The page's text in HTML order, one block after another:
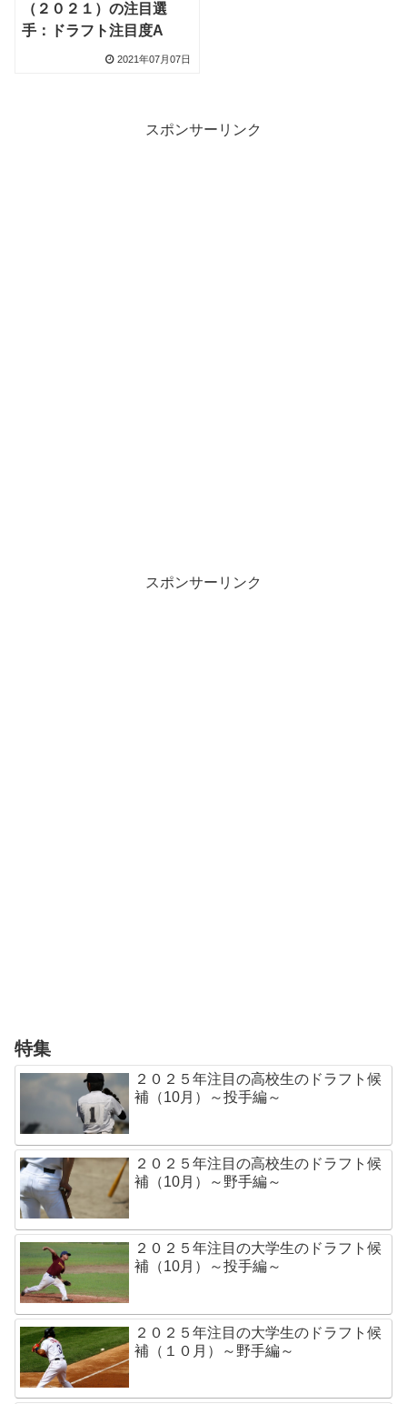
（２０２１）の注目選
手：ドラフト注目度A
2021年07月07日
スポンサーリンク
スポンサーリンク
特集
２０２５年注目の高校生のドラフト候
補（10月）～投手編～
２０２５年注目の高校生のドラフト候
補（10月）～野手編～
２０２５年注目の大学生のドラフト候
補（10月）～投手編～
２０２５年注目の大学生のドラフト候
補（１０月）～野手編～